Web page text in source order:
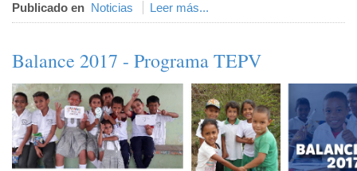
Publicado en Noticias Leer más...
Balance 2017 - Programa TEPV